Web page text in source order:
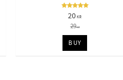
20KR
29KR
BUY